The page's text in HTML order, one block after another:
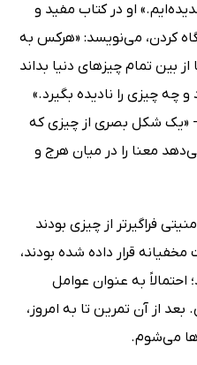
او در کتاب مفید و
کردن، می‌نویسد: «هرکس به
از بین تمام چیزهای دنیا بداند
چه چیزی را نادیده بگیرد.»
شکل بصری از چیزی که
معنا را در میان هرج و
فراگیرتر از چیزی بودند
قرار داده شده بودند،
احتمالاً به عنوان عوامل
بعد از آن تمرین تا به امروز،
می‌شوم.